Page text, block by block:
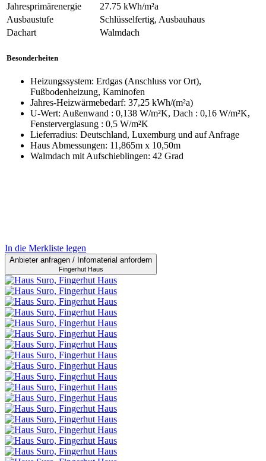
Jahresprimärenergie
27.75 kWh/m²a
Ausbaustufe
Schlüsselfertig, Ausbauhaus
Dachart
Walmdach
Besonderheiten
Heizungssystem: Erdgas (Anschluss vor Ort),
Fußbodenheizung, Kaminofen
Jahres-Heizwärmebedarf: 37,25 kWh/(m²a)
U-Wert: Außenwand : 0,138 W/m²K, Dach : 0,16 W/m²K,
Fensterverglasung : 0,5 W/m²K
Lieferradius: Deutschland, Luxemburg und auf Anfrage
Haus Abmessungen: 11,865m x 10,50m
Walmdach mit Aufschieblingen: 42 Grad
In die Merkliste legen
Anbieter anfragen / Infomaterial anfordern
Fingerhut Haus